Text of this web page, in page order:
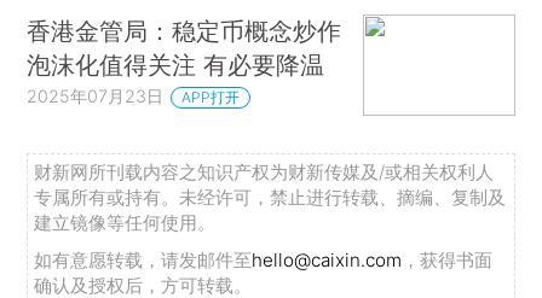
香港金管局：稳定币概念炒作
泡沫化值得关注 有必要降温
2025年07月23日 APP打开
财新网所刊载内容之知识产权为财新传媒及/或相关权利人
专属所有或持有。未经许可，禁止进行转载、摘编、复制及
建立镜像等任何使用。
如有意愿转载，请发邮件至hello@caixin.com ，获得书面
确认及授权后，方可转载。